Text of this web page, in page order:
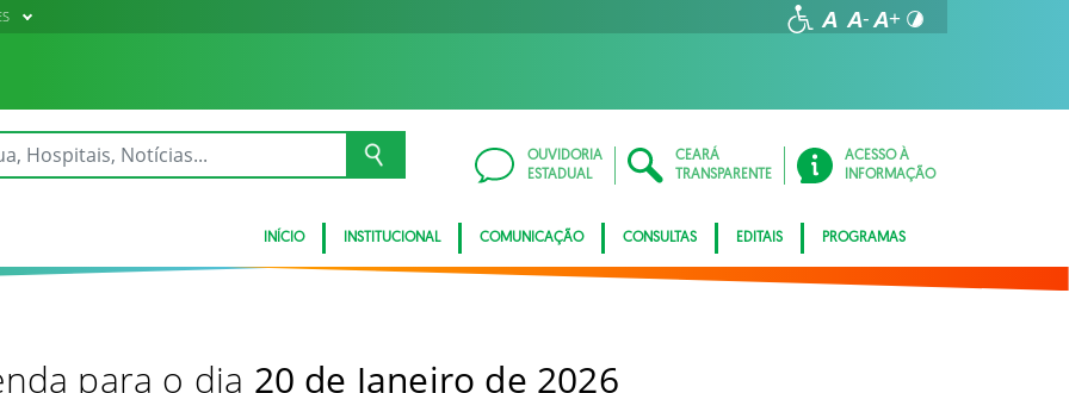
OUVIDORIA
ESTADUAL
CEARÁ
TRANSPARENTE
ACESSO À
INFORMAÇÃO
INÍCIO INSTITUCIONAL COMUNICAÇÃO CONSULTAS EDITAIS PROGRAMAS
para o dia 20 de Janeiro de 2026